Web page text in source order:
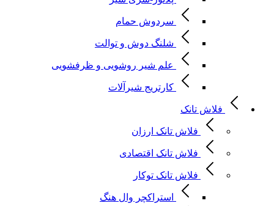
سردوش حمام
شلنگ دوش و توالت
علم شیر روشویی و ظرفشویی
کارتریج شیرآلات
فلاش تانک
فلاش تانک ارزان
فلاش تانک اقتصادی
فلاش تانک توکار
استراکچر وال هنگ